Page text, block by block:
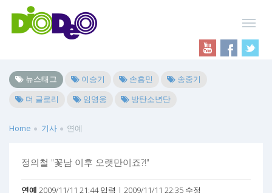
뉴스태그 이승기 손흥민
송중기
더 글로리
임영웅 방탄소년단
Home 기사 연예
정의철 "꽃남 이후 오랫만이죠?!"
연예 2009/11/11 21:44 입력 | 2009/11/11 22:35 수정